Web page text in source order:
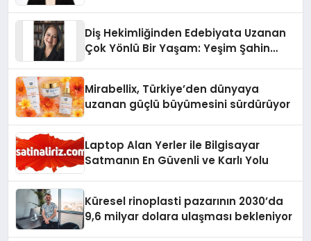
Diş Hekimliğinden Edebiyata Uzanan
Çok Yönlü Bir Yaşam: Yeşim Şahin
Mirabellix, Türkiye’den dünyaya
uzanan güçlü büyümesini sürdürüyor
Laptop Alan Yerler ile Bilgisayar
Satmanın En Güvenli ve Karlı Yolu
Küresel rinoplasti pazarının 2030’da
9,6 milyar dolara ulaşması bekleniyor